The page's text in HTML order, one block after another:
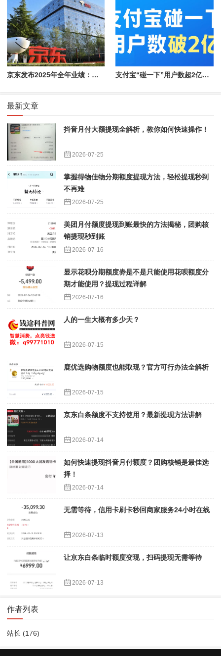
京东发布2025年全年业绩：实现收入用户双位数增长 支付宝“碰一下”用户数超2亿！拿下1亿新用户速度快1倍
最新文章
抖音月付大额提现全解析，教你如何快速操作！
2026-07-25
掌握得物佳物分期额度提现方法，轻松提现秒到
不再难
2026-07-25
美团月付额度提现到账最快的方法揭秘，团购核
销提现秒到账
2026-07-16
显示花呗分期额度劵是不是只能使用花呗额度分
期才能使用？提现过程详解
2026-07-16
人的一生大概有多少天？
2026-07-15
鹿优选购物额度也能取现？官方可行办法全解析
2026-07-15
京东白条额度不支持使用？最新提现方法讲解
2026-07-14
如何快速提现抖音月付额度？团购核销是最佳选
择！
2026-07-14
无需等待，信用卡刷卡秒回商家服务24小时在线
2026-07-13
让京东白条临时额度变现，扫码提现无需等待
2026-07-13
作者列表
站长 (176)